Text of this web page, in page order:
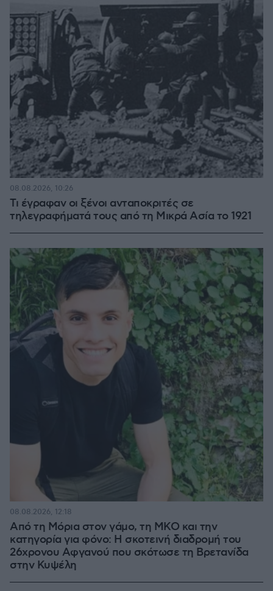
Τι έγραφαν οι ξένοι ανταποκριτές σε
τηλεγραφήματά τους από τη Μικρά Ασία το 1921
08.08.2026, 10:26
Από τη Μόρια στον γάμο, τη ΜΚΟ και την
κατηγορία για φόνο: Η σκοτεινή διαδρομή του
26χρονου Αφγανού που σκότωσε τη Βρετανίδα
στην Κυψέλη
08.08.2026, 12:18